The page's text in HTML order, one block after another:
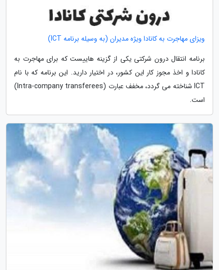
ویزای مهاجرت به کانادا ویژه مدیران (به وسیله برنامه ICT)
برنامه انتقال درون شرکتی یکی از گزینه هاییست که برای مهاجرت به
کانادا و اخذ مجوز کار این کشور، در اختیار دارید. این برنامه که با نام
ICT شناخته می گردد، مخفف عبارت (Intra-company transferees)
است.